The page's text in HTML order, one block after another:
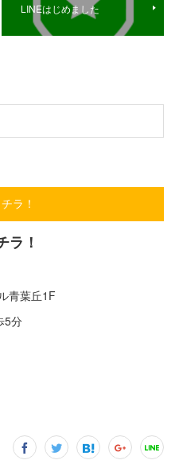
LINEはじめました
ラ！
！
青葉丘1F
5分